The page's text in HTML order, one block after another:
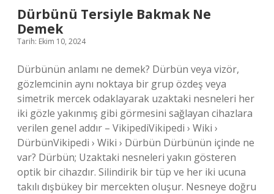
Dürbünü Tersiyle Bakmak Ne
Demek
Tarih: Ekim 10, 2024
Dürbünün anlamı ne demek? Dürbün veya vizör,
gözlemcinin aynı noktaya bir grup özdeş veya
simetrik mercek odaklayarak uzaktaki nesneleri her
iki gözle yakınmış gibi görmesini sağlayan cihazlara
verilen genel addır – VikipediVikipedi › Wiki ›
DürbünVikipedi › Wiki › Dürbün Dürbünün içinde ne
var? Dürbün; Uzaktaki nesneleri yakın gösteren
optik bir cihazdır. Silindirik bir tüp ve her iki ucuna
takılı dışbükey bir mercekten oluşur. Nesneye doğru